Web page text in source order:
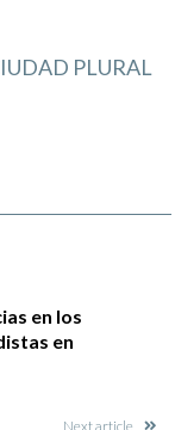
PLURAL
en los
en
Next article